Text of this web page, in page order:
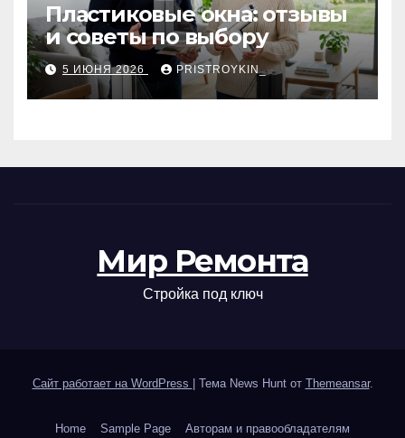
Пластиковые окна: отзывы
и советы по выбору
5 ИЮНЯ 2026 PRISTROYKIN_
Мир Ремонта
Стройка под ключ
Сайт работает на WordPress Тема News Hunt от Themeansar.
Home Sample Page Авторам и правообладателям